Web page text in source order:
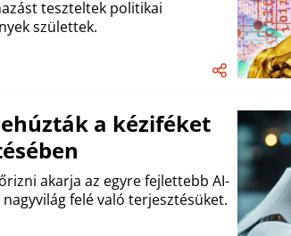
teszteltek politikai
születtek.
a kéziféket
akarja az egyre fejlettebb AI-
felé való terjesztésüket.